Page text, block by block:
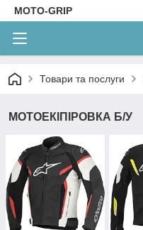
MOTO-GRIP
Товари та послуги
МОТОЕКІПІРОВКА Б/У